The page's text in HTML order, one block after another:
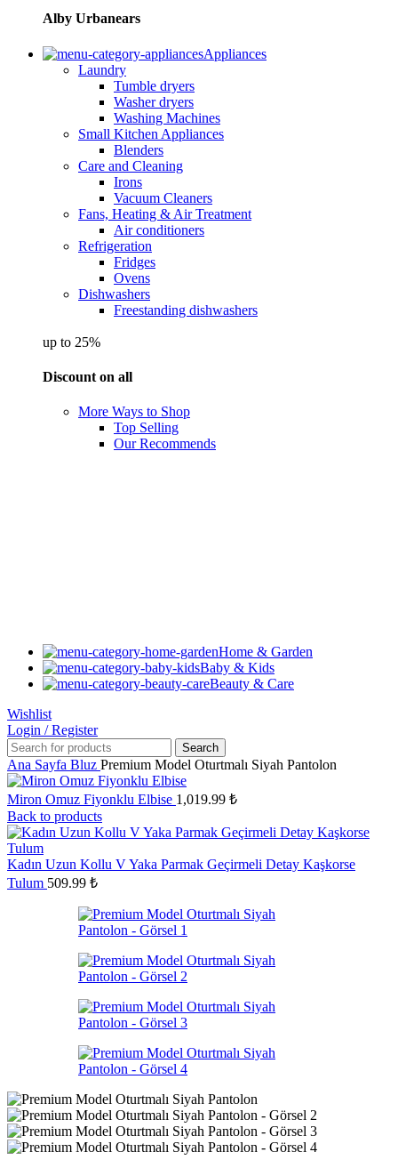
Alby Urbanears
Appliances
Laundry
Tumble dryers
Washer dryers
Washing Machines
Small Kitchen Appliances
Blenders
Care and Cleaning
Irons
Vacuum Cleaners
Fans, Heating & Air Treatment
Air conditioners
Refrigeration
Fridges
Ovens
Dishwashers
Freestanding dishwashers
up to 25%
Discount on all
More Ways to Shop
Top Selling
Our Recommends
Home & Garden
Baby & Kids
Beauty & Care
Wishlist
Login / Register
Search
Ana Sayfa Bluz Premium Model Oturtmalı Siyah Pantolon
Miron Omuz Fiyonklu Elbise 1,019.99 ₺
Back to products
Kadın Uzun Kollu V Yaka Parmak Geçirmeli Detay Kaşkorse
Tulum 509.99 ₺